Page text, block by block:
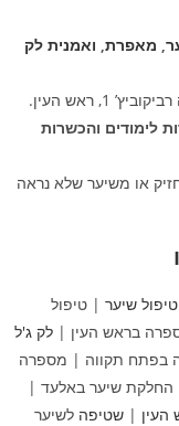
מאפרת ואמנית לק
ראש העין.
תעודות לימודים והכשרות
או משיער שלא נראה
טיפול שיער | טיפול
בראש העין | לק ג'ל
בפתח תקווה | מספרה
החלקת שיער באלעד |
| שטיפה לשיער